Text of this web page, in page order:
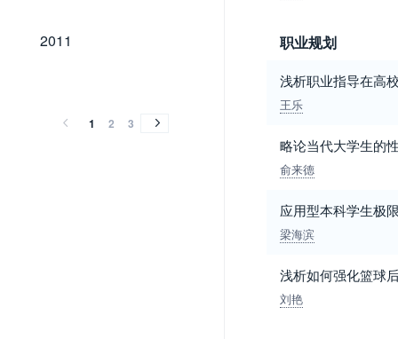
2011
2011
1 2 3
职业规划
浅析职业指导在高
王乐
略论当代大学生的
俞来德
应用型本科学生极
梁海滨
浅析如何强化篮球
刘艳